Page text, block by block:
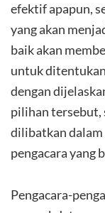
efektif apapun,
yang akan
baik akan
untuk
dengan
pilihan tersebut,
dilibatkan dalam
pengacara yang
Pengacara-